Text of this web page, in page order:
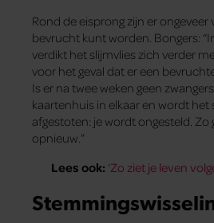
Rond de eisprong zijn er ongeveer
bevrucht kunt worden. Bongers:
verdikt het slijmvlies zich verder
voor het geval dat er een
Is er na twee weken geen
kaartenhuis in elkaar en wordt het
afgestoten: je wordt ongesteld.
opnieuw.”
Lees ook: ‘Zo ziet je leven